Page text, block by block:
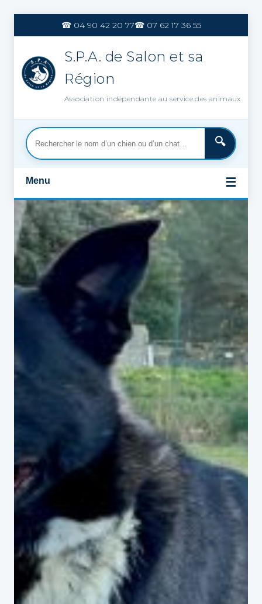
contenu
☎ 04 90 42 20 77☎ 07 62 17 36 55
S.P.A. de Salon et sa
Région
Association indépendante au service des animaux
Menu ☰